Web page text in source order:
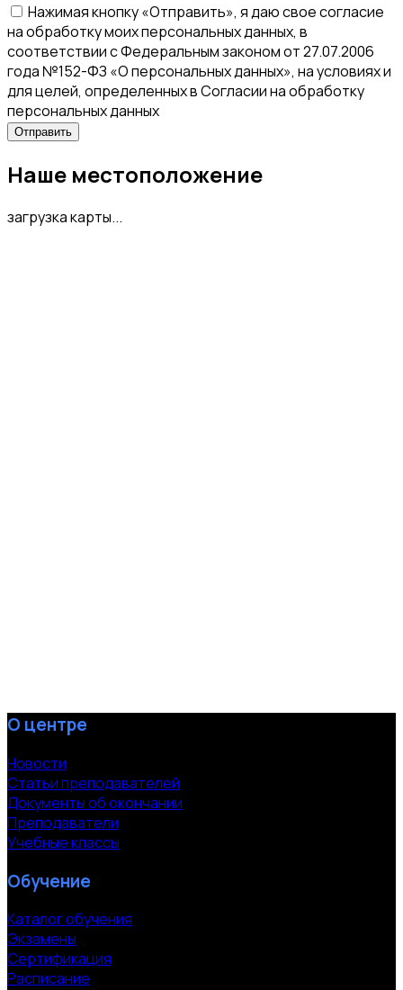
Нажимая кнопку «Отправить», я даю свое согласие
на обработку моих персональных данных, в
соответствии с Федеральным законом от 27.07.2006
года №152-ФЗ «О персональных данных», на условиях и
для целей, определенных в Согласии на обработку
персональных данных
Наше местоположение
загрузка карты...
О центре
Новости
Статьи преподавателей
Документы об окончании
Преподаватели
Учебные классы
Обучение
Каталог обучения
Экзамены
Сертификация
Расписание